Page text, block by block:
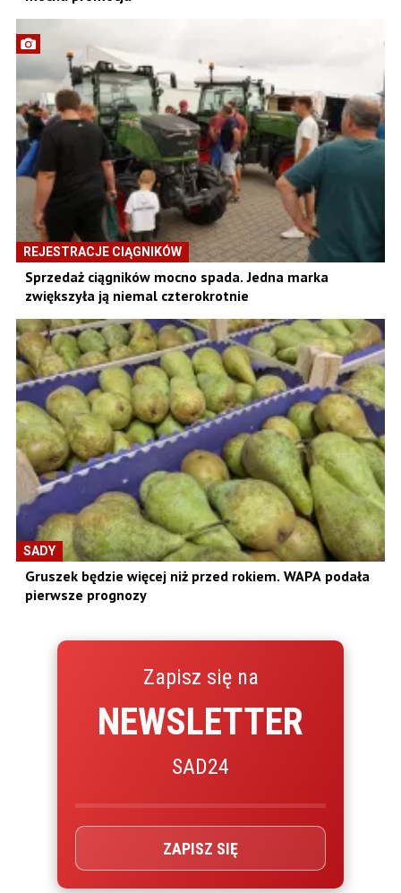
REJESTRACJE CIĄGNIKÓW
Sprzedaż ciągników mocno spada. Jedna marka
zwiększyła ją niemal czterokrotnie
SADY
Gruszek będzie więcej niż przed rokiem. WAPA podała
pierwsze prognozy
Zapisz się na
NEWSLETTER
SAD24
ZAPISZ SIĘ